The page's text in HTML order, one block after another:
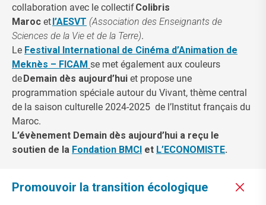
collaboration avec le collectifColibris
Maroc et l’AESVT (Association des Enseignants de
Sciences de la Vie et de la Terre).
Le Festival International de Cinéma d’Animation de
Meknès – FICAM se met également aux couleurs
de Demain dès aujourd’hui et propose une
programmation spéciale autour du Vivant, thème central
de la saison culturelle 2024-2025 de l’Institut français du
Maroc.
L’évènement Demain dès aujourd’hui a reçu le
soutien de la Fondation BMCI et L’ECONOMISTE.
Promouvoir la transition écologique